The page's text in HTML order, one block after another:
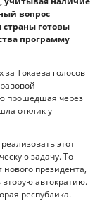
вопрос
страны готовы
программу
Токаева голосов
прошедшая через
отклик у
этот
задачу. То
нового президента,
вторую автократию.
республика.